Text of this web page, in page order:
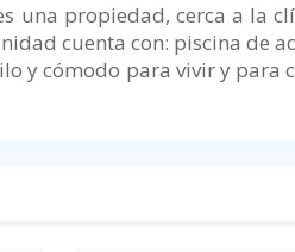
una propiedad, cerca a la
cuenta con: piscina de
y cómodo para vivir y